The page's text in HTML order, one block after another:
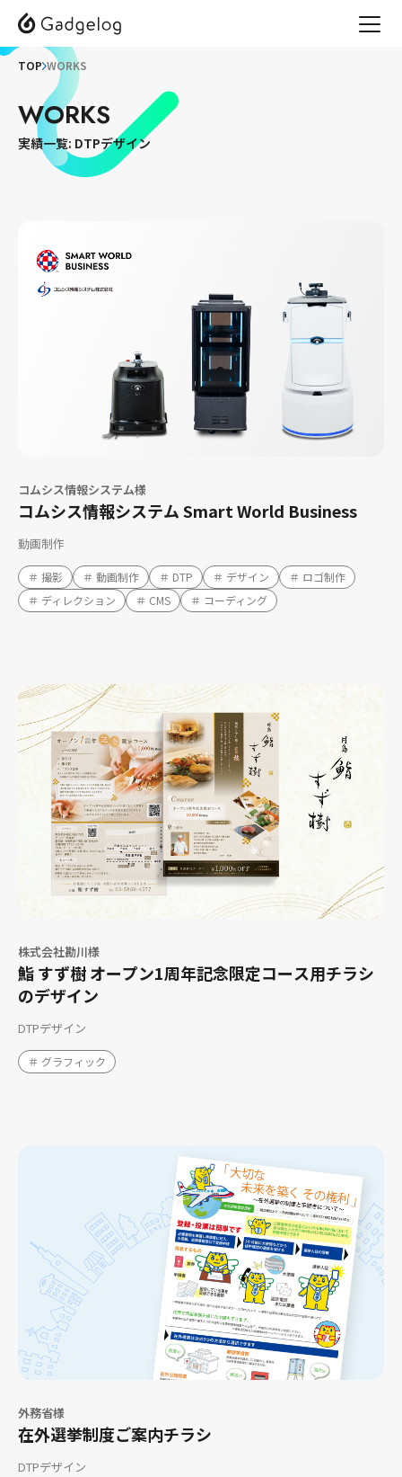
TOP WORKS
WORKS
実績一覧: DTPデザイン
コムシス情報システム様
コムシス情報システム Smart World Business
動画制作
＃ 撮影 ＃ 動画制作 ＃ DTP ＃ デザイン
＃ ロゴ制作
＃ ディレクション
＃ CMS ＃ コーディング
株式会社勘川様
鮨 すず樹 オープン1周年記念限定コース用チラシ
のデザイン
DTPデザイン
＃ グラフィック
外務省様
在外選挙制度ご案内チラシ
DTPデザイン